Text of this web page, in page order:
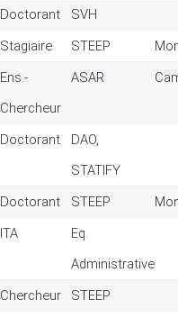
Doctorant
SVH
Stagiaire STEEP
Ens.-
Chercheur
ASAR
Doctorant
DAO,
STATIFY
Doctorant STEEP
ITA
Eq.
Administrative
Chercheur
STEEP